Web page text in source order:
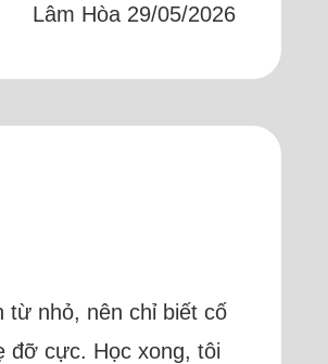
Lâm Hòa 29/05/2026
từ nhỏ, nên chỉ biết cố
đỡ cực. Học xong, tôi